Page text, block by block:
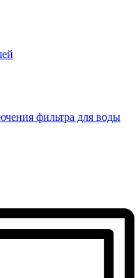
фильтра для воды